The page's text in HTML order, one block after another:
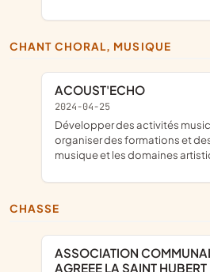
CHANT CHORAL, MUSIQUE
ACOUST'ECHO
2024-04-25
développer des activités musicales et artistiques et
organiser des formations et
musique et les domaines
CHASSE
ASSOCIATION COMMUNALE DE CHASSE
AGREEE LA SAINT HUBERT